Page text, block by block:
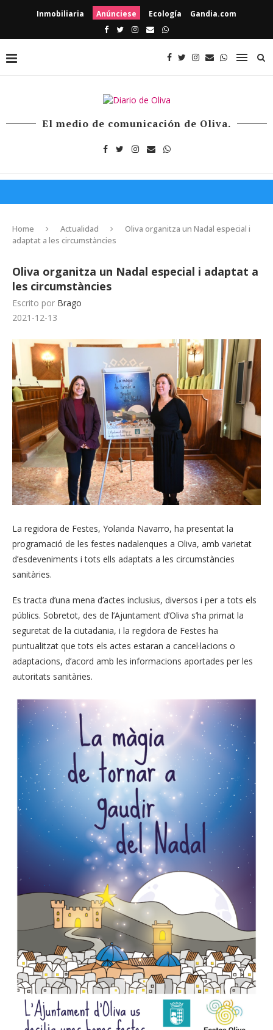
Inmobiliaria Anúnciese Ecología Gandia.com
El medio de comunicación de Oliva.
Home Actualidad
Oliva organitza un Nadal especial i
adaptat a les circumstàncies
Oliva organitza un Nadal especial i adaptat a
les circumstàncies
Escrito por Brago
2021-12-13
La regidora de Festes, Yolanda Navarro, ha presentat la
programació de les festes nadalenques a Oliva, amb varietat
d’esdeveniments i tots ells adaptats a les circumstàncies
sanitàries.
Es tracta d’una mena d’actes inclusius, diversos i per a tots els
públics. Sobretot, des de l’Ajuntament d’Oliva s’ha primat la
seguretat de la ciutadania, i la regidora de Festes ha
puntualitzat que tots els actes estaran a cancel·lacions o
adaptacions, d’acord amb les informacions aportades per les
autoritats sanitàries.